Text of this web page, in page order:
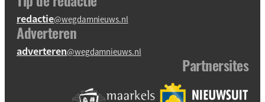
redactie@wegdamnieuws.nl
Adverteren
adverteren@wegdamnieuws.nl
Partnersites